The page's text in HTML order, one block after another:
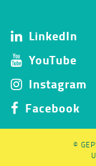
LinkedIn
YouTube
Instagram
Facebook
©